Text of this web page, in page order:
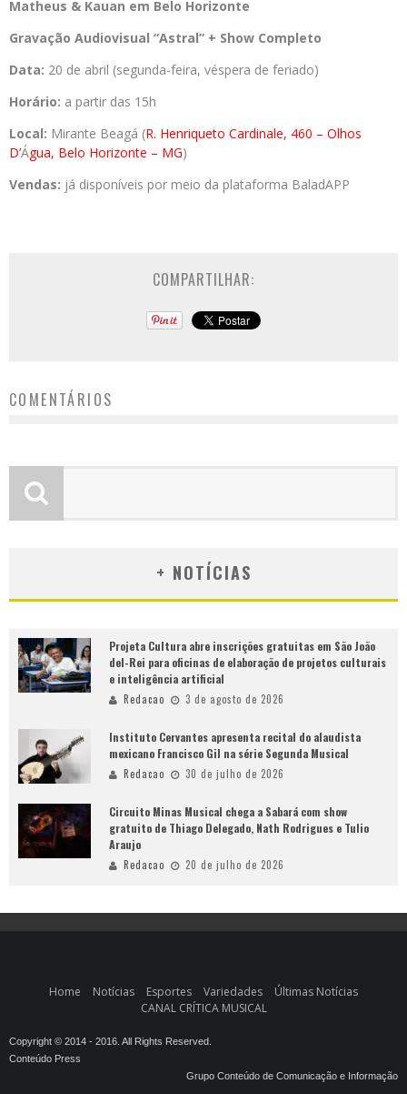
Matheus & Kauan em Belo Horizonte
Gravação Audiovisual “Astral” + Show Completo
Data: 20 de abril (segunda-feira, véspera de feriado)
Horário: a partir das 15h
Local: Mirante Beagá (R. Henriqueto Cardinale, 460 – Olhos
D’Água, Belo Horizonte – MG)
Vendas: já disponíveis por meio da plataforma BaladAPP
COMPARTILHAR:
COMENTÁRIOS
+ NOTÍCIAS
Projeta Cultura abre inscrições gratuitas em São João
del-Rei para oficinas de elaboração de projetos culturais
e inteligência artificial
Redacao 3 de agosto de 2026
Instituto Cervantes apresenta recital do alaudista
mexicano Francisco Gil na série Segunda Musical
Redacao 30 de julho de 2026
Circuito Minas Musical chega a Sabará com show
gratuito de Thiago Delegado, Nath Rodrigues e Tulio
Araujo
Redacao 20 de julho de 2026
Home Notícias Esportes Variedades
Últimas Notícias
CANAL CRÍTICA MUSICAL
Copyright © 2014 - 2016. All Rights Reserved.
Conteúdo Press
Grupo Conteúdo de Comunicação e Informação